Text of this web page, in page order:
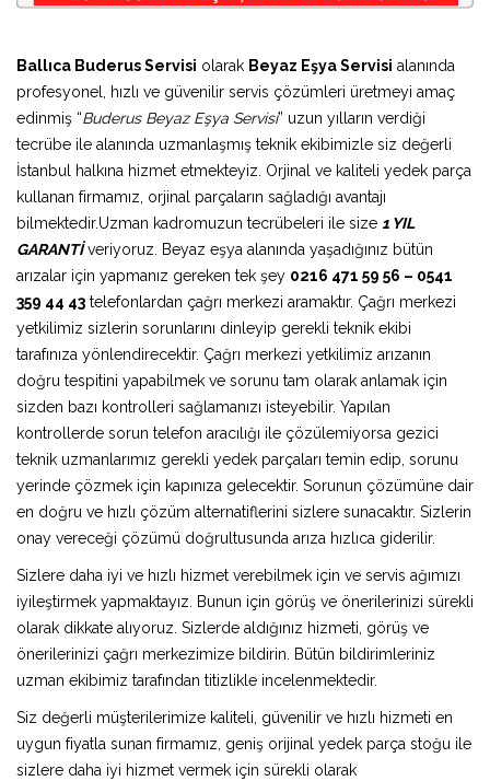
Ballıca Buderus Servisi olarak Beyaz Eşya Servisi alanında
profesyonel, hızlı ve güvenilir servis çözümleri üretmeyi amaç
edinmiş “Buderus Beyaz Eşya Servisi” uzun yılların verdiği
tecrübe ile alanında uzmanlaşmış teknik ekibimizle siz değerli
İstanbul halkına hizmet etmekteyiz. Orjinal ve kaliteli yedek parça
kullanan firmamız, orjinal parçaların sağladığı avantajı
bilmektedir.Uzman kadromuzun tecrübeleri ile size 1 YIL
GARANTİveriyoruz. Beyaz eşya alanında yaşadığınız bütün
arızalar için yapmanız gereken tek şey 0216 471 59 56 – 0541
359 44 43 telefonlardan çağrı merkezi aramaktır. Çağrı merkezi
yetkilimiz sizlerin sorunlarını dinleyip gerekli teknik ekibi
tarafınıza yönlendirecektir. Çağrı merkezi yetkilimiz arızanın
doğru tespitini yapabilmek ve sorunu tam olarak anlamak için
sizden bazı kontrolleri sağlamanızı isteyebilir. Yapılan
kontrollerde sorun telefon aracılığı ile çözülemiyorsa gezici
teknik uzmanlarımız gerekli yedek parçaları temin edip, sorunu
yerinde çözmek için kapınıza gelecektir. Sorunun çözümüne dair
en doğru ve hızlı çözüm alternatiflerini sizlere sunacaktır. Sizlerin
onay vereceği çözümü doğrultusunda arıza hızlıca giderilir.
Sizlere daha iyi ve hızlı hizmet verebilmek için ve servis ağımızı
iyileştirmek yapmaktayız. Bunun için görüş ve önerilerinizi sürekli
olarak dikkate alıyoruz. Sizlerde aldığınız hizmeti, görüş ve
önerilerinizi çağrı merkezimize bildirin. Bütün bildirimleriniz
uzman ekibimiz tarafından titizlikle incelenmektedir.
Siz değerli müşterilerimize kaliteli, güvenilir ve hızlı hizmeti en
uygun fiyatla sunan firmamız, geniş orijinal yedek parça stoğu ile
sizlere daha iyi hizmet vermek için sürekli olarak